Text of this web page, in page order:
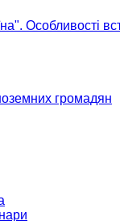
Особливості
громадян